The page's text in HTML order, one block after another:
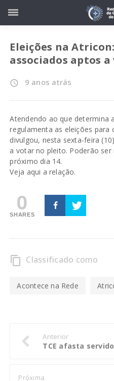
Eleições na
associados aptos
access_time 9 anos atrás
Atendendo ao que determina a
regulamenta as eleições para
divulgou, nesta sexta-feira
a votar no pleito. Poderão
próximo dia 14.
Veja aqui a relação.
0
SHARES
content_copy Classificado como
Acontece na Rede
Anterior
Próxima